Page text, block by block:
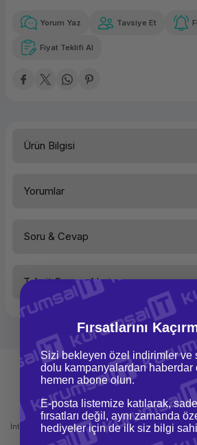
Güvenilir Alışveriş
Kolay iade imkanı
54,06 TL
Yorum Yaz Tavsiye Et
Fiyat Teklifi Al
Ürün Bilgisi
Yorumlar
Soru & Cevap
Ürün hakkında henüz soru
Soru Sor
Taksit Seçenekleri
Mağazadan Teslimat
İnternetten sipariş et ve mağazadan
teslim al
Fırsatlarını
Sizi bekleyen özel indirimler ve
dolu kampanyalardan haberdar
hemen abone olun.
E-posta listemize katılarak,
fırsatları değil, aynı zamanda
hediyeler için de ilk siz bilgi